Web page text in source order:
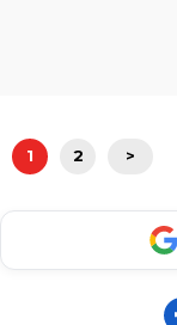
1 2 >